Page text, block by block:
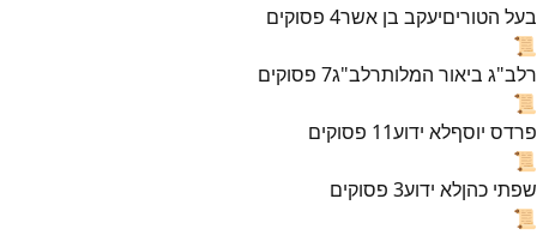
בעל הטוריםיעקב בן אשר4 פסוקים
📜
רלב"ג ביאור המלותרלב"ג7 פסוקים
📜
פרדס יוסףלא ידוע11 פסוקים
📜
שפתי כהןלא ידוע3 פסוקים
📜